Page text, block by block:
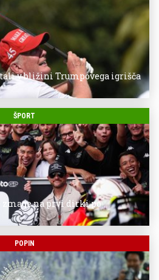
v bližini Trumpovega igrišča
ŠPORT
zmage na prvi dirki po
POPIN